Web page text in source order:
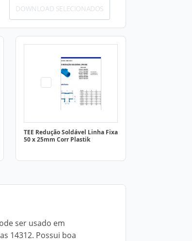
DOWNLOAD SELECIONADOS
TEE Redução Soldável Linha Fixa
50 x 25mm Corr Plastik
ser usado em
14312. Possui boa